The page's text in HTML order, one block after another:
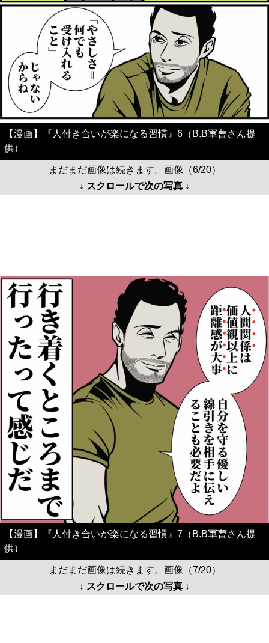
【漫画】『人付き合いが楽になる習慣』6（B.B軍曹さん提
供）
まだまだ画像は続きます。画像（6/20）
↓ スクロールで次の写真 ↓
【漫画】『人付き合いが楽になる習慣』7（B.B軍曹さん提
供）
まだまだ画像は続きます。画像（7/20）
↓ スクロールで次の写真 ↓